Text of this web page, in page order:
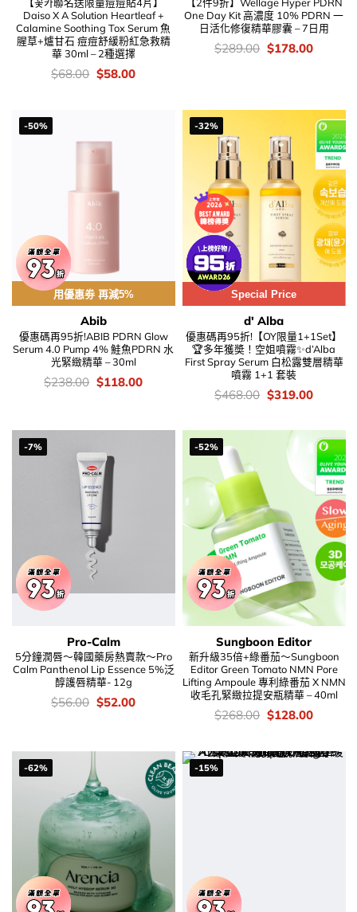
Daiso X A Solution Heartleaf +
Calamine Soothing Tox Serum 魚
腥草+爐甘石 痘痘舒緩粉紅急救精
華 30ml – 2種選擇
價
$68.00 Original
$58.00Current
One Day Kit 高濃度 10% PDRN 一
日活化修復精華膠囊 – 7日用
價
$289.00 Original
$178.00Current
-50%
用優惠劵 再減5%
Abib
優惠碼再95折!ABIB PDRN Glow
Serum 4.0 Pump 4% 鮭魚PDRN 水
光緊緻精華 – 30ml
價
錢：
$238.00 Original
price
$118.00Current
-32%
Special Price
d' Alba
優惠碼再95折!【OY限量1+1Set】
🏆多年獲奬！空姐噴霧✨d’Alba
First Spray Serum 白松露雙層精華
噴霧 1+1 套裝
價
錢：
$468.00 Original
price
$468.00.
$319.00Current
-7%
Pro-Calm
5分鐘潤唇～韓國藥房熱賣款～Pro
Calm Panthenol Lip Essence 5%泛
醇護唇精華- 12g
價
$56.00 Original
$52.00Current
-52%
Sungboon Editor
新升級35倍+綠番茄～Sungboon
Editor Green Tomato NMN Pore
Lifting Ampoule 專利綠番茄 X NMN
收毛孔緊緻拉提安瓶精華 – 40ml
價
$268.00 Original
$268.00.
$128.00Current
-62% -15%